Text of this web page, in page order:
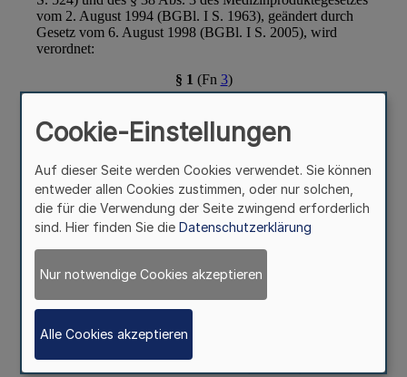
Cookie-Einstellungen
Auf dieser Seite werden Cookies verwendet. Sie können
entweder allen Cookies zustimmen, oder nur solchen,
die für die Verwendung der Seite zwingend erforderlich
sind. Hier finden Sie die Datenschutzerklärung
Nur notwendige Cookies akzeptieren
Alle Cookies akzeptieren